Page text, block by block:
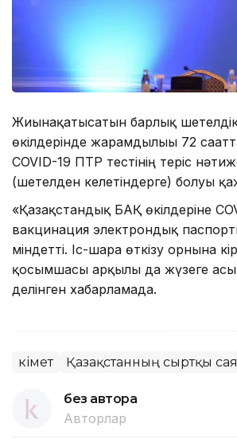
Жиынғақатысатын барлық
өкілдерінде жарамдылығы 72
COVID-19 ПТР тестінің теріс
(шетелден келетіндерге) болуы
«Қазақстандық БАҚ өкілдеріне
вакцинация электрондық
міндетті. Іс-шара өткізу орнына
қосымшасы арқылы да жүзеге
делінген хабарламада.
Үкімет Қазақстанның сыртқы
без автора
Авторлар